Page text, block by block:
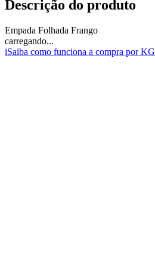
Descrição do produto
Empada Folhada Frango
carregando...
iSaiba como funciona a compra por KG